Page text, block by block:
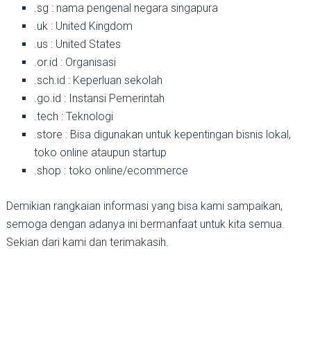
.sg : nama pengenal negara singapura
.uk : United Kingdom
.us : United States
.or.id : Organisasi
.sch.id : Keperluan sekolah
.go.id : Instansi Pemerintah
.tech : Teknologi
.store : Bisa digunakan untuk kepentingan bisnis lokal,
toko online ataupun startup
.shop : toko online/ecommerce
Demikian rangkaian informasi yang bisa kami sampaikan,
semoga dengan adanya ini bermanfaat untuk kita semua.
Sekian dari kami dan terimakasih.